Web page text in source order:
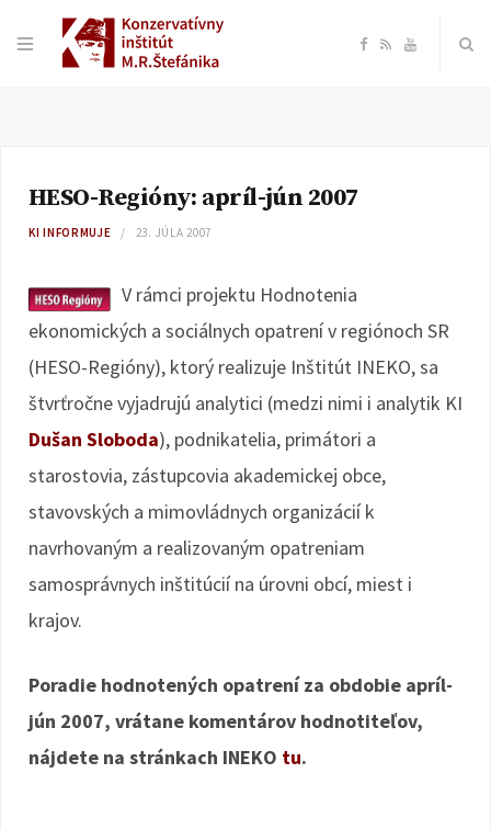
F
o
R Y
e
HESO-Regióny: apríl-jún 2007
KI INFORMUJE 23. JÚLA 2007
V rámci projektu Hodnotenia
ekonomických a sociálnych opatrení v regiónoch SR
(HESO-Regióny), ktorý realizuje Inštitút INEKO, sa
štvrťročne vyjadrujú analytici (medzi nimi i analytik KI
Dušan Sloboda), podnikatelia, primátori a
starostovia, zástupcovia akademickej obce,
stavovských a mimovládnych organizácií k
navrhovaným a realizovaným opatreniam
samosprávnych inštitúcií na úrovni obcí, miest i
krajov.
Poradie hodnotených opatrení za obdobie apríl-
jún 2007, vrátane komentárov hodnotiteľov,
nájdete na stránkach INEKO tu.